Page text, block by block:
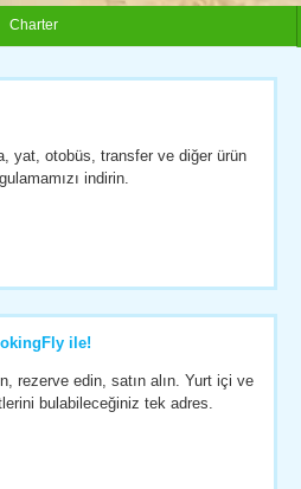
Charter
yat, otobüs, transfer ve diğer ürün
indirin.
ile!
rezerve edin, satın alın. Yurt içi ve
bulabileceğiniz tek adres.